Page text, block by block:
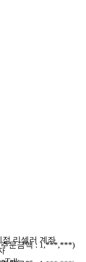
점 리셀러 계좌
문금액 : 1,***,***)